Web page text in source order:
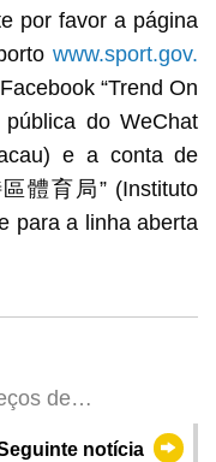
por favor a página
www.sport.gov.
“Trend On
do WeChat
e a conta de
體育局” (Instituto
para a linha aberta
de
notícia